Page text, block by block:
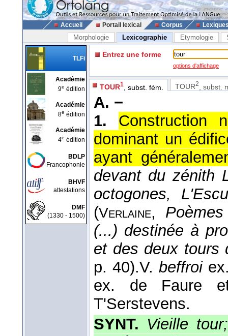
Accueil Portail lexical Corpus
Morphologie Lexicographie Etymologie
TLFi
Académie
9e édition
Académie
8e édition
Académie
4e édition
BDLP
Francophonie
BHVF
attestations
DMF
(1330 - 1500)
Entrez une forme
options d'affichage
TOUR1 , subst. fém. TOUR2 , subst.
A. −
1.
Construction
dominant un
ayant
devant du zénith
octogones,
(Verlaine,
(...) destinée à
et des deux tours
p. 40).V. beffroi
ex. de Faure
T'Serstevens.
SYNT. Vieille